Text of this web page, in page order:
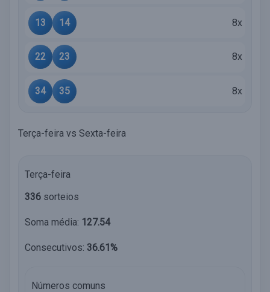
13 14 8x
22 23 8x
34 35 8x
Terça-feira vs Sexta-feira
Terça-feira
336 sorteios
Soma média: 127.54
Consecutivos: 36.61%
Números comuns